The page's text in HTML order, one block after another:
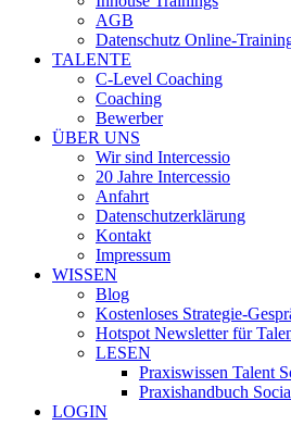
AGB
Datenschutz Online-
TALENTE
C-Level Coaching
Coaching
Bewerber
ÜBER UNS
Wir sind Intercessio
20 Jahre Intercessio
Anfahrt
Datenschutzerklärung
Kontakt
Impressum
WISSEN
Blog
Kostenloses Strategie-
Hotspot Newsletter für
LESEN
Praxiswissen Talent
Praxishandbuch
LOGIN